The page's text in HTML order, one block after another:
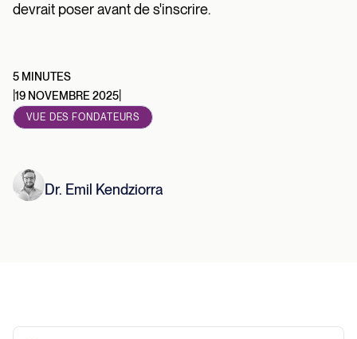
devrait poser avant de s'inscrire.
5 MINUTES
19 NOVEMBRE 2025
VUE DES FONDATEURS
Dr. Emil Kendziorra